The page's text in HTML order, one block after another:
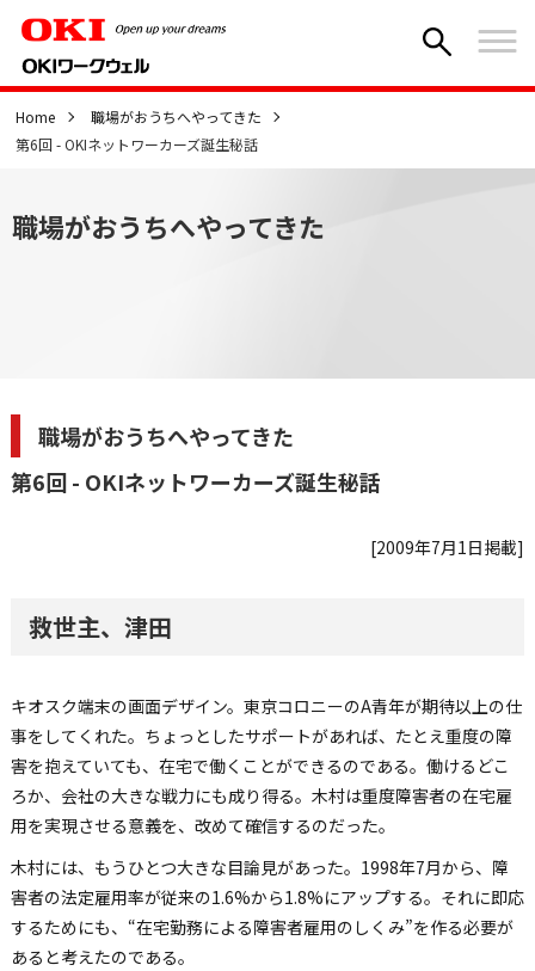
Home
職場がおうちへやってきた
第6回 - OKIネットワーカーズ誕生秘話
職場がおうちへやってきた
職場がおうちへやってきた
第6回 - OKIネットワーカーズ誕生秘話
[2009年7月1日掲載]
救世主、津田
キオスク端末の画面デザイン。東京コロニーのA青年が期待以上の仕
事をしてくれた。ちょっとしたサポートがあれば、たとえ重度の障
害を抱えていても、在宅で働くことができるのである。働けるどこ
ろか、会社の大きな戦力にも成り得る。木村は重度障害者の在宅雇
用を実現させる意義を、改めて確信するのだった。
木村には、もうひとつ大きな目論見があった。1998年7月から、障
害者の法定雇用率が従来の1.6%から1.8%にアップする。それに即応
するためにも、“在宅勤務による障害者雇用のしくみ”を作る必要が
あると考えたのである。